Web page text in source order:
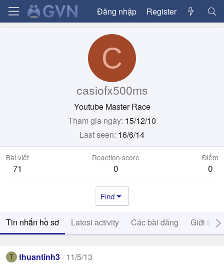
Đăng nhập Register
C
casiofx500ms
Youtube Master Race
Tham gia ngày 15/12/10
Last seen 16/6/14
Bài viết
71
Reaction score
0
Điểm
0
Find
Tin nhắn hồ sơ Latest activity Các bài đăng Giới thiệu
T thuantinh3 11/5/13